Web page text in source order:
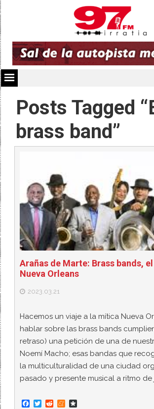
Posts Tagged
brass band”
Arañas de Marte: Brass bands,
Nueva Orleans
2023.03.21
Hacemos un viaje a la mítica Nueva
hablar sobre las brass bands
retraso) una petición de una de
Noemí Macho; esas bandas que
la multiculturalidad de una ciudad
pasado y presente musical a ritmo de
F
T
R
M